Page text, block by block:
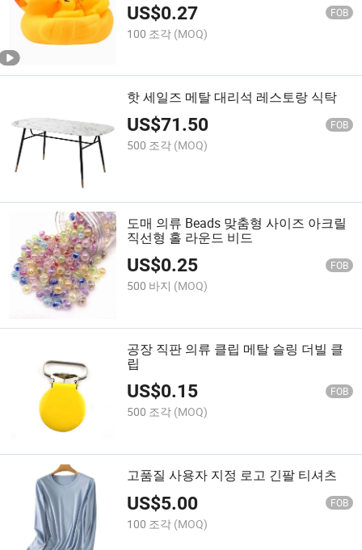
US$0.27 FOB
100 조각 (MOQ)
핫 세일즈 메탈 대리석 레스토랑 식탁
US$71.50 FOB
500 조각 (MOQ)
도매 의류 Beads 맞춤형 사이즈 아크릴
직선형 홀 라운드 비드
US$0.25 FOB
500 바지 (MOQ)
공장 직판 의류 클립 메탈 슬링 더빌 클
립
US$0.15 FOB
500 조각 (MOQ)
고품질 사용자 지정 로고 긴팔 티셔츠
US$5.00 FOB
100 조각 (MOQ)